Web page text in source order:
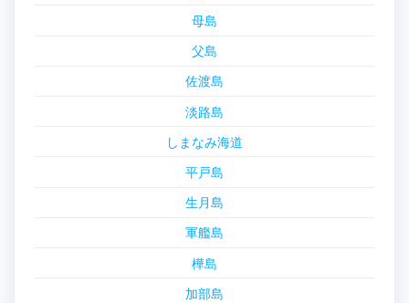
母島
父島
佐渡島
淡路島
しまなみ海道
平戸島
生月島
軍艦島
樺島
加部島